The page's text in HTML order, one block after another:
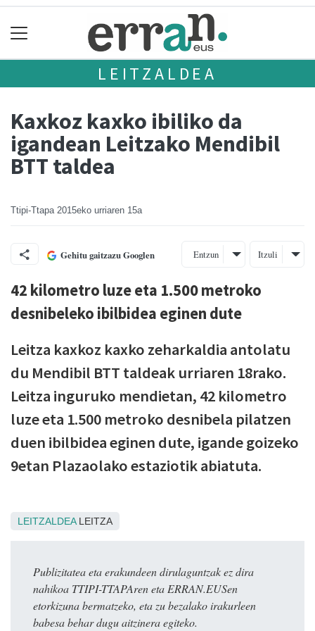
LEITZALDEA
Kaxkoz kaxko ibiliko da
igandean Leitzako Mendibil
BTT taldea
Ttipi-Ttapa 2015eko urriaren 15a
Gehitu gaitzazu Googlen Entzun Itzuli
42 kilometro luze eta 1.500 metroko
desnibeleko ibilbidea eginen dute
Leitza kaxkoz kaxko zeharkaldia antolatu
du Mendibil BTT taldeak urriaren 18rako.
Leitza inguruko mendietan, 42 kilometro
luze eta 1.500 metroko desnibela pilatzen
duen ibilbidea eginen dute, igande goizeko
9etan Plazaolako estaziotik abiatuta.
LEITZALDEALEITZA
Publizitatea eta erakundeen dirulaguntzak ez dira
nahikoa TTIPI-TTAPAren eta ERRAN.EUSen
etorkizuna bermatzeko, eta zu bezalako irakurleen
babesa behar dugu aitzinera egiteko.